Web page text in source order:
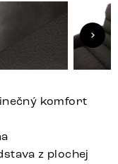
komfort
z plochej